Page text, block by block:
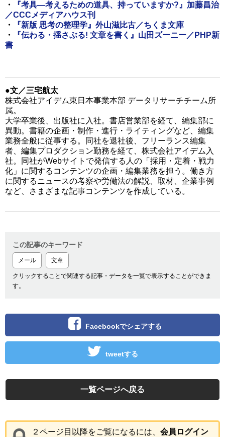
・
『考具―考えるための道具、持っていますか?』加藤昌治
／CCCメディアハウス刊
・
『新版 思考の整理学』外山滋比古／ちくま文庫
・
『伝わる・揺さぶる! 文章を書く』山田ズーニー／PHP新
書
●文／三宅航太
株式会社アイデム東日本事業本部 データリサーチチーム所
属。
大学卒業後、出版社に入社。書店営業部を経て、編集部に
異動。書籍の企画・制作・進行・ライティングなど、編集
業務全般に従事する。同社を退社後、フリーランス編集
者、編集プロダクション勤務を経て、株式会社アイデム入
社。同社がWebサイトで発信する人の「採用・定着・戦力
化」に関するコンテンツの企画・編集業務を担う。働き方
に関するニュースの考察や労働法の解説、取材、企業事例
など、さまざまな記事コンテンツを作成している。
この記事のキーワード
メール 文章
クリックすることで関連する記事・データを一覧で表示することができま
す。
Facebookでシェアする
tweetする
一覧ページへ戻る
２ページ目以降をご覧になるには、 会員ログイン